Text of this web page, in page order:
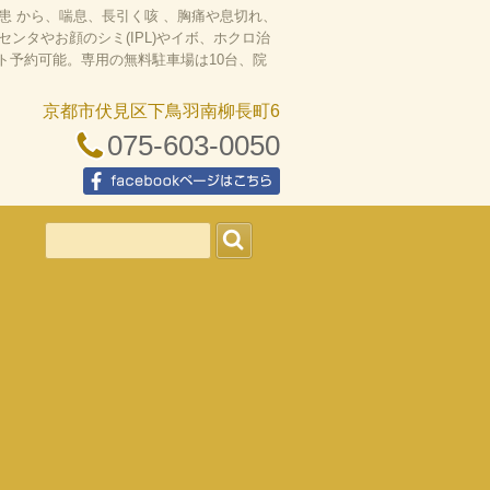
から、喘息、長引く咳 、胸痛や息切れ、
ンタやお顔のシミ(IPL)やイボ、ホクロ治
予約可能。専用の無料駐車場は10台、院
京都市伏見区下鳥羽南柳長町6
075-603-0050
facebookページはこちら